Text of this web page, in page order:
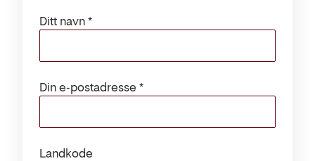
Ditt navn
Din e-postadresse
Landkode